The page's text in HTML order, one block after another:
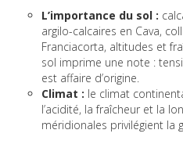
L’importance du sol :
argilo-calcaires en Cava,
Franciacorta, altitudes et
sol imprime une note :
est affaire d’origine.
Climat : le climat
l’acidité, la fraîcheur et la
méridionales privilégient la